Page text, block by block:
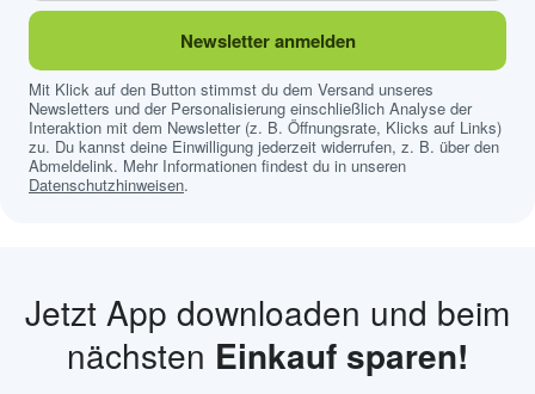
Newsletter anmelden
Mit Klick auf den Button stimmst du dem Versand unseres
Newsletters und der Personalisierung einschließlich Analyse der
Interaktion mit dem Newsletter (z. B. Öffnungsrate, Klicks auf Links)
zu. Du kannst deine Einwilligung jederzeit widerrufen, z. B. über den
Abmeldelink. Mehr Informationen findest du in unseren
Datenschutzhinweisen.
Jetzt App downloaden und beim
nächsten Einkauf sparen!